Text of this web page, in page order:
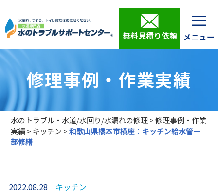
無料見積り依頼
修理事例・作業実績
水のトラブル・水道/水回り/水漏れの修理>修理事例・作業
実績> キッチン >和歌山県橋本市横座：キッチン給水管一
部修繕
2022.08.28 キッチン